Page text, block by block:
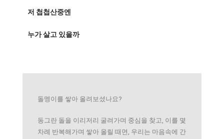
저 첩첩산중엔
누가 살고 있을까
돌멩이를 쌓아 올려보셨나요?
동그란 돌을 이리저리 굴려가며 중심을 찾고, 이를 몇
차례 반복해가며 쌓아 올릴 때면, 우리는 마음속에 간